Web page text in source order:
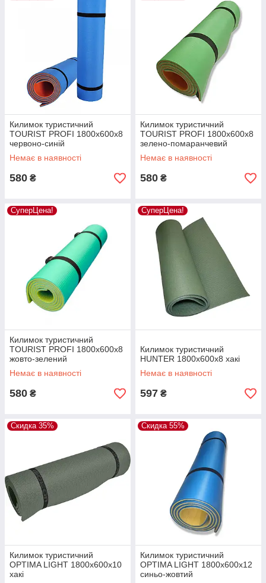
Килимок туристичний
TOURIST PROFI 1800х600х8
червоно-синій
Немає в наявності
580 ₴
Килимок туристичний
TOURIST PROFI 1800х600х8
зелено-помаранчевий
Немає в наявності
580 ₴
СуперЦена!
Килимок туристичний
TOURIST PROFI 1800х600х8
жовто-зелений
Немає в наявності
580 ₴
СуперЦена!
Килимок туристичний
HUNTER 1800х600х8 хакі
Немає в наявності
597 ₴
Скидка 35%
Килимок туристичний
OPTIMA LIGHT 1800х600х10
хакі
Скидка 55%
Килимок туристичний
OPTIMA LIGHT 1800х600х12
синьо-жовтий